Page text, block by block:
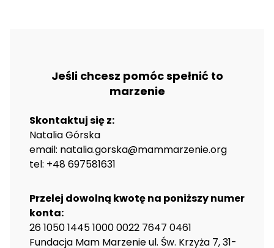
Jeśli chcesz pomóc spełnić to
marzenie
Skontaktuj się z:
Natalia Górska
email: natalia.gorska@mammarzenie.org
tel: +48 697581631
Przelej dowolną kwotę na poniższy numer
konta:
26 1050 1445 1000 0022 7647 0461
Fundacja Mam Marzenie ul. Św. Krzyża 7, 31-